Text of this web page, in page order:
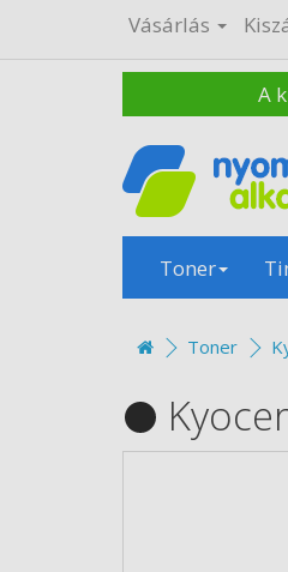
Vásárlás
A
Toner
Toner